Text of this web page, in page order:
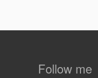
Follow me